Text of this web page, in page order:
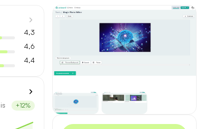
sur la longueur de contexte, la
4,3
4,6
4,4
+12%